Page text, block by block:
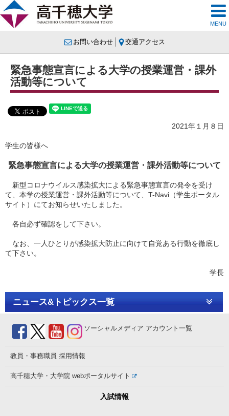
MENU
お問い合わせ 交通アクセス
ニュース&トピックス一覧
緊急事態宣言による大学の授業運営・課外
活動等について
2021年１月８日
学生の皆様へ
緊急事態宣言による大学の授業運営・課外活動等について
新型コロナウイルス感染拡大による緊急事態宣言の発令を受け
て、本学の授業運営・課外活動等について、T-Navi（学生ポータル
サイト）にてお知らせいたしました。
各自必ず確認をして下さい。
なお、一人ひとりが感染拡大防止に向けて自覚ある行動を徹底し
て下さい。
学長
ソーシャルメディア アカウント一覧
教員・事務職員 採用情報
高千穂大学・大学院 webポータルサイト
入試情報